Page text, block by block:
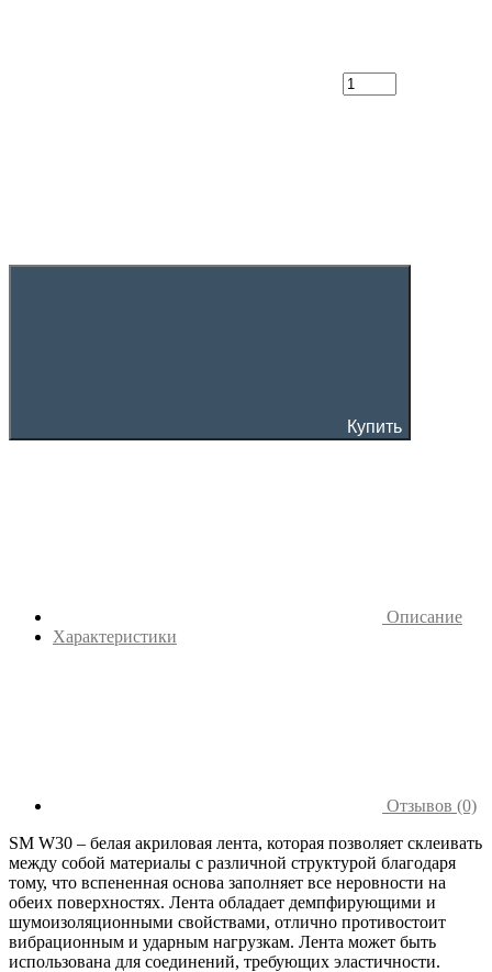
Купить
Описание
Характеристики
Отзывов (0)
SM W30 – белая акриловая лента, которая позволяет склеивать
между собой материалы с различной структурой благодаря
тому, что вспененная основа заполняет все неровности на
обеих поверхностях. Лента обладает демпфирующими и
шумоизоляционными свойствами, отлично противостоит
вибрационным и ударным нагрузкам. Лента может быть
использована для соединений, требующих эластичности.